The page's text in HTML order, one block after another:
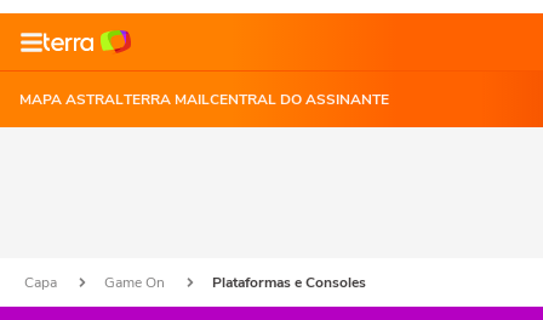
MAPA ASTRALTERRA MAILCENTRAL DO ASSINANTE
Capa Game On Plataformas e Consoles